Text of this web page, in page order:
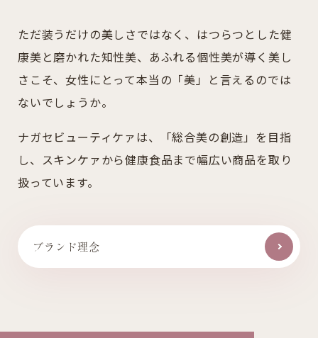
ただ装うだけの美しさではなく、はつらつとした健
康美と磨かれた知性美、あふれる個性美が導く美し
さこそ、女性にとって本当の「美」と言えるのでは
ないでしょうか。
ナガセビューティケァは、「総合美の創造」を目指
し、 スキンケァから健康食品まで幅広い商品を取り
扱っています。
ブランド理念